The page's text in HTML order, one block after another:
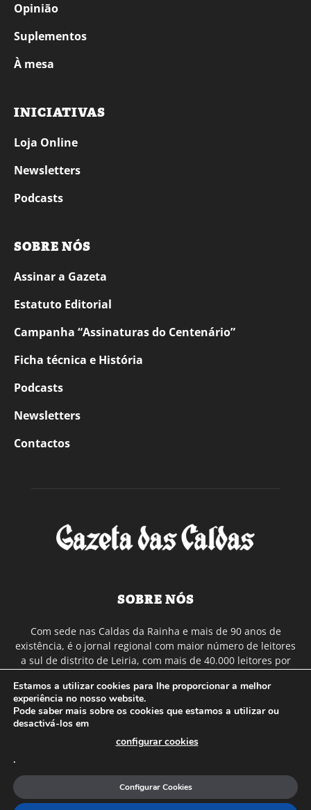
Opinião
Suplementos
À mesa
INICIATIVAS
Loja Online
Newsletters
Podcasts
SOBRE NÓS
Assinar a Gazeta
Estatuto Editorial
Campanha “Assinaturas do Centenário”
Ficha técnica e História
Podcasts
Newsletters
Contactos
SOBRE NÓS
Com sede nas Caldas da Rainha e mais de 90 anos de
existência, é o jornal regional com maior número de leitores
a sul de distrito de Leiria, com mais de 40.000 leitores por
Continental e assinatura online.
SIGA-NOS
Estamos a utilizar cookies para lhe proporcionar a melhor
experiência no nosso website.
Pode saber mais sobre os cookies que estamos a utilizar ou
desactivá-los em
configurar cookies
.
Configurar Cookies